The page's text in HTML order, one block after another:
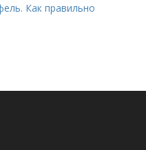
Как правильно